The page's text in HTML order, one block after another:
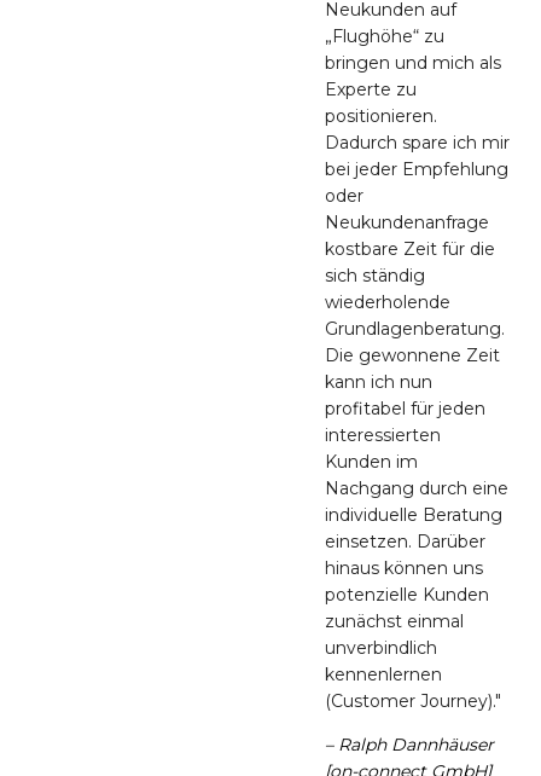
Neukunden auf
„Flughöhe“ zu
bringen und mich als
Experte zu
positionieren.
Dadurch spare ich mir
bei jeder Empfehlung
oder
Neukundenanfrage
kostbare Zeit für die
sich ständig
wiederholende
Grundlagenberatung.
Die gewonnene Zeit
kann ich nun
profitabel für jeden
interessierten
Kunden im
Nachgang durch eine
individuelle Beratung
einsetzen. Darüber
hinaus können uns
potenzielle Kunden
zunächst einmal
unverbindlich
kennenlernen
(Customer Journey)."
– Ralph Dannhäuser
[on-connect GmbH]